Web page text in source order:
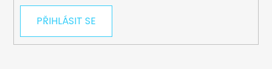
PŘIHLÁSIT SE